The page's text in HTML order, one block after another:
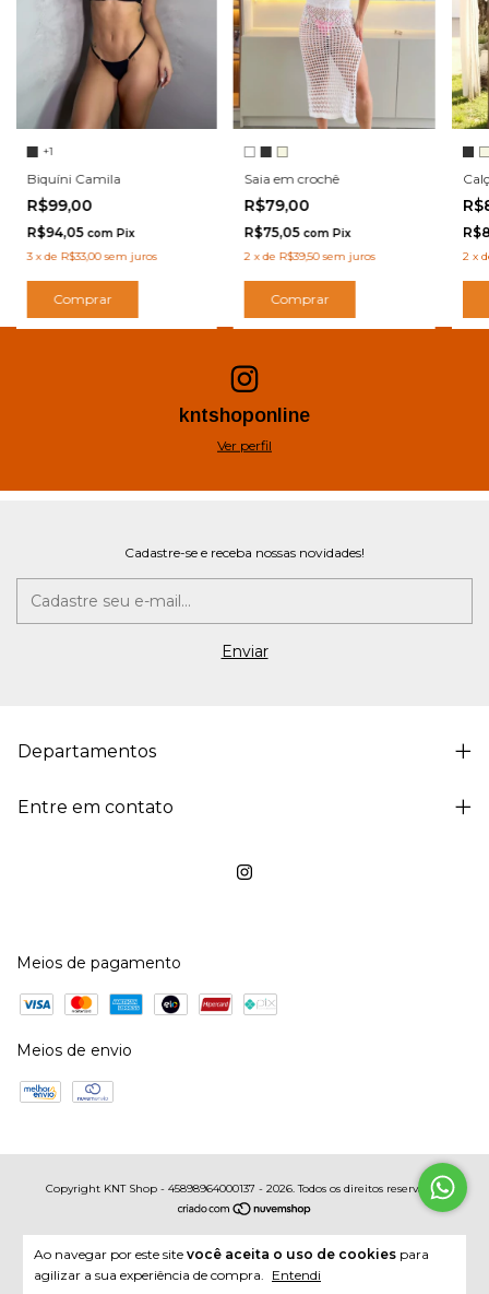
Ao navegar por este site você aceita o uso de cookies para
agilizar a sua experiência de compra. Entendi
+1
Biquíni Camila
R$99,00
R$94,05 com Pix
3 xde R$33,00 sem juros
Comprar
Saia em crochê
R$79,00
R$75,05com Pix
2 xdeR$39,50 sem juros
Comprar
2 x
kntshoponline
Ver perfil
Cadastre-se e receba nossas novidades!
Departamentos
Entre em contato
Meios de pagamento
Meios de envio
Copyright KNT Shop - 45898964000137 - 2026. Todos os direitos reservados.